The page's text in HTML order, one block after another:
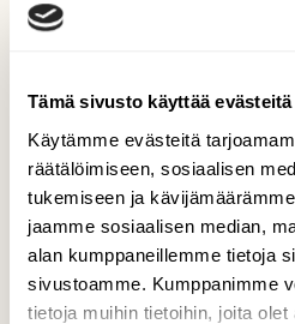
Tämä sivusto käyttää evästeitä
Käytämme evästeitä
räätälöimiseen, sosiaalisen
tukemiseen ja
jaamme sosiaalisen median,
alan kumppaneillemme tietoja
sivustoamme. Kumppanimme
tietoja muihin tietoihin, joita